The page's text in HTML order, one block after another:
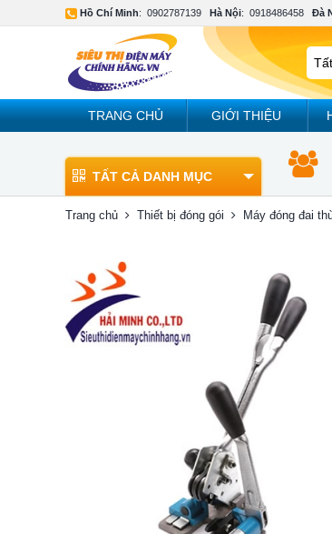
Hồ Chí Minh: 0902787139 Hà Nội: 0918486458 Đà
TRANG CHỦ GIỚI THIỆU
TẤT CẢ DANH MỤC
Trang chủ Thiết bị đóng gói Máy đóng đai